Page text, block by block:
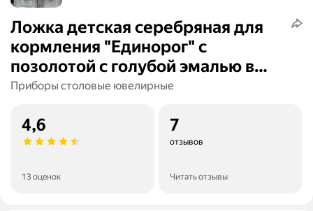
Ложка детская серебряная для
кормления "Единорог" с
позолотой с голубой эмалью в
футляре
Приборы столовые ювелирные
4,6
13 оценок
7
отзывов
Читать отзывы